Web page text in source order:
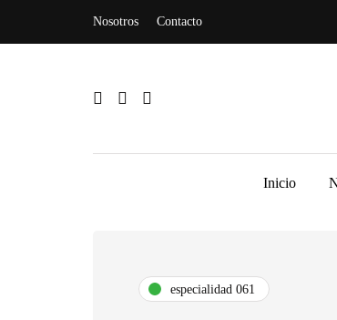
Nosotros Contacto
Inicio
especialidad 061